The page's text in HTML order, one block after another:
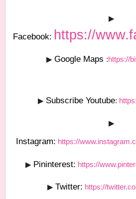
▶
Facebook: https://
▶ Google Maps :https://
▶ Subscribe Youtube:
▶
Instagram: https://
▶ Pininterest: https://
▶ Twitter: https://